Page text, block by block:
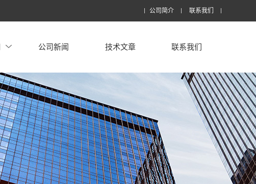
公司简介 联系我们
公司新闻 技术文章 联系我们